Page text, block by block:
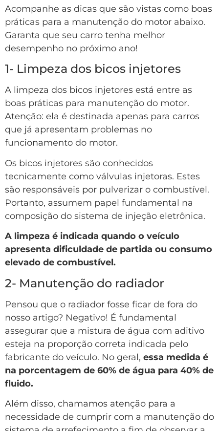
Acompanhe as dicas que são vistas como boas
práticas para a manutenção do motor abaixo.
Garanta que seu carro tenha melhor
desempenho no próximo ano!
1- Limpeza dos bicos injetores
A limpeza dos bicos injetores está entre as
boas práticas para manutenção do motor.
Atenção: ela é destinada apenas para carros
que já apresentam problemas no
funcionamento do motor.
Os bicos injetores são conhecidos
tecnicamente como válvulas injetoras. Estes
são responsáveis por pulverizar o combustível.
Portanto, assumem papel fundamental na
composição do sistema de injeção eletrônica.
A limpeza é indicada quando o veículo
apresenta dificuldade de partida ou consumo
elevado de combustível.
2- Manutenção do radiador
Pensou que o radiador fosse ficar de fora do
nosso artigo? Negativo! É fundamental
assegurar que a mistura de água com aditivo
esteja na proporção correta indicada pelo
fabricante do veículo. No geral, essa medida é
na porcentagem de 60% de água para 40% de
fluido.
Além disso, chamamos atenção para a
necessidade de cumprir com a manutenção do